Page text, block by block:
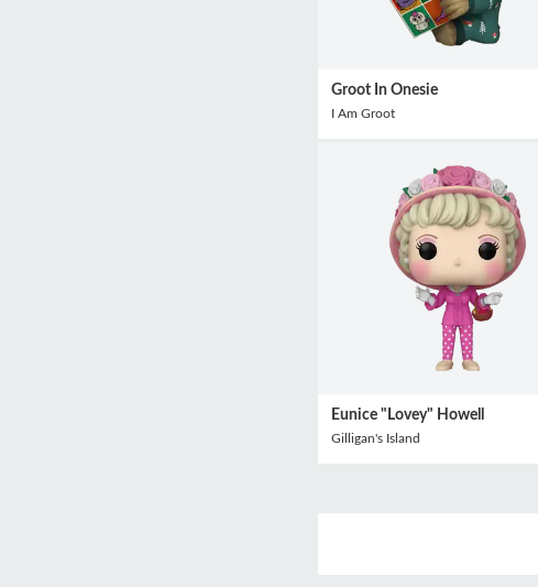
Groot In Onesie
I Am Groot
Eunice "Lovey" Howell
Gilligan's Island